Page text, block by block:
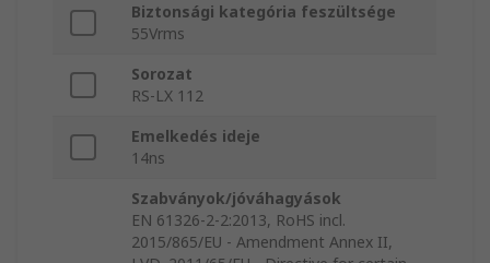
Biztonsági kategória feszültsége
55Vrms
Sorozat
RS-LX 112
Emelkedés ideje
14ns
Szabványok/jóváhagyások
EN 61326-2-2:2013, RoHS incl.
2015/865/EU - Amendment Annex II,